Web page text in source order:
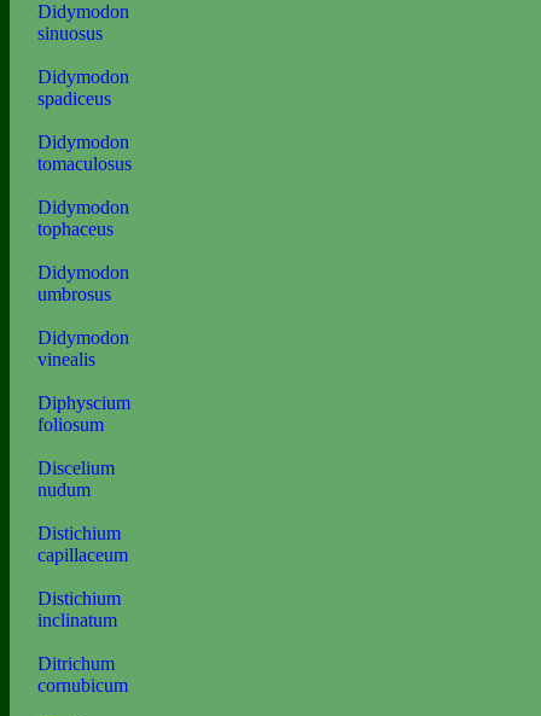
Didymodon
sinuosus
Didymodon
spadiceus
Didymodon
tomaculosus
Didymodon
tophaceus
Didymodon
umbrosus
Didymodon
vinealis
Diphyscium
foliosum
Discelium
nudum
Distichium
capillaceum
Distichium
inclinatum
Ditrichum
cornubicum